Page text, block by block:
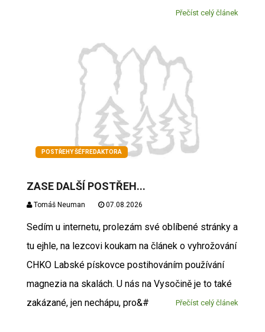
Přečíst celý článek
POSTŘEHY ŠÉFREDAKTORA
ZASE DALŠÍ POSTŘEH...
Tomáš Neuman 07.08.2026
Sedím u internetu, prolezám své oblíbené stránky a
tu ejhle, na lezcovi koukam na článek o vyhrožování
CHKO Labské pískovce postihováním používání
magnezia na skalách. U nás na Vysočině je to také
zakázané, jen nechápu, pro&#
Přečíst celý článek